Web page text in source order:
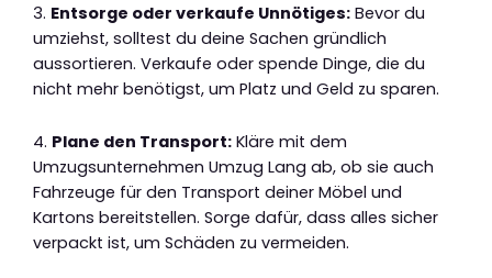
3. Entsorge oder verkaufe Unnötiges: Bevor du
umziehst, solltest du deine Sachen gründlich
aussortieren. Verkaufe oder spende Dinge, die du
nicht mehr benötigst, um Platz und Geld zu sparen.
4. Plane den Transport: Kläre mit dem
Umzugsunternehmen Umzug Lang ab, ob sie auch
Fahrzeuge für den Transport deiner Möbel und
Kartons bereitstellen. Sorge dafür, dass alles sicher
verpackt ist, um Schäden zu vermeiden.